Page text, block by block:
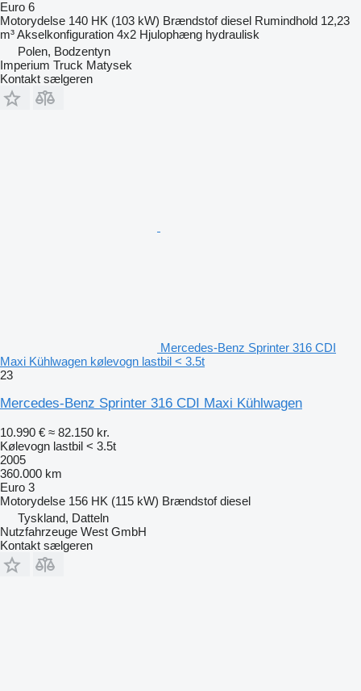
Euro 6
Motorydelse 140 HK (103 kW) Brændstof diesel Rumindhold 12,23
m³Akselkonfiguration 4x2 Hjulophæng hydraulisk
Polen, Bodzentyn
Imperium Truck Matysek
Kontakt sælgeren
Mercedes-Benz Sprinter 316 CDI
Maxi Kühlwagen kølevogn lastbil < 3.5t
23
Mercedes-Benz Sprinter 316 CDI Maxi Kühlwagen
10.990 € ≈ 82.150 kr.
Kølevogn lastbil < 3.5t
2005
360.000 km
Euro 3
Motorydelse 156 HK (115 kW) Brændstof diesel
Tyskland, Datteln
Nutzfahrzeuge West GmbH
Kontakt sælgeren